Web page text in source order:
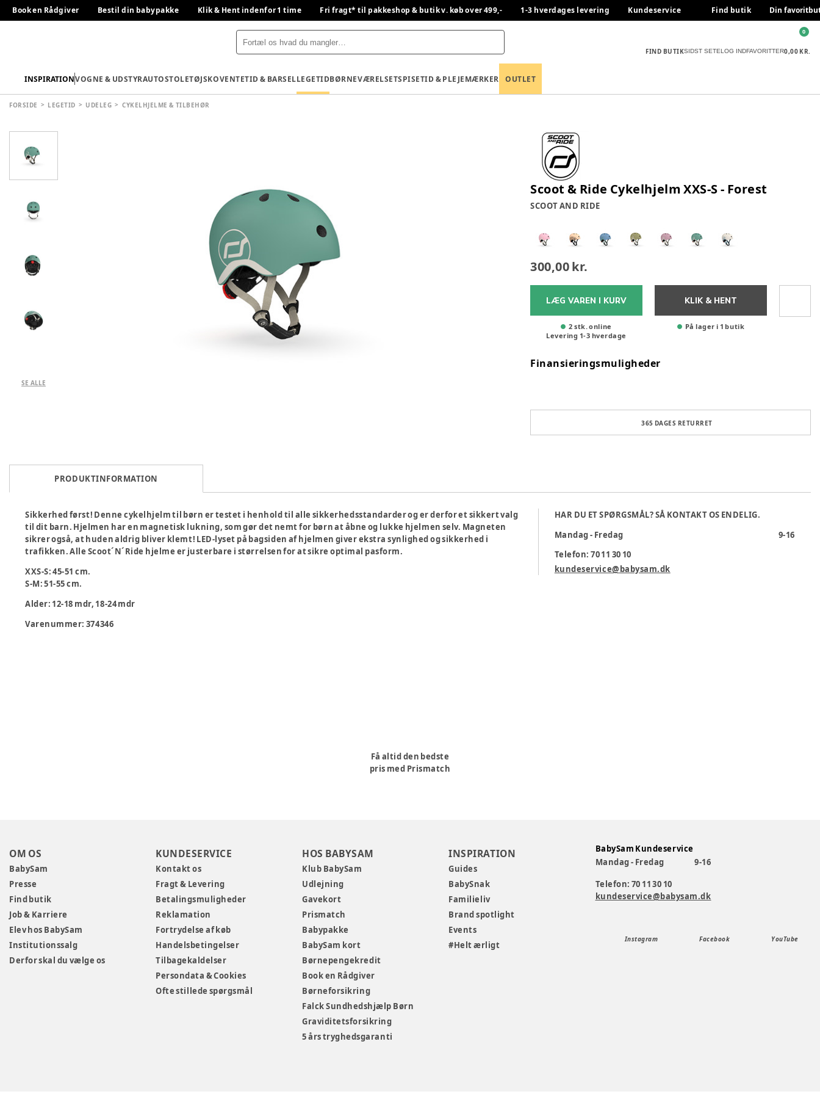
Book en Rådgiver Bestil din babypakke Klik & Hent indenfor 1 time Fri fragt* til pakkeshop & butik v. køb over 499,- 1-3 hverdages levering Kundeservice Find butik Din
FIND BUTIKSIDST SETELOG INDFAVORITTER0,00 KR.
0
INSPIRATIONVOGNE & UDSTYRAUTOSTOLETØJSKOVENTETID & BARSELLEGETIDBØRNEVÆRELSETSPISETID & PLEJEMÆRKER OUTLET
FORSIDE LEGETID UDELEG CYKELHJELME & TILBEHØR
SE ALLE
Scoot & Ride Cykelhjelm XXS-S - Forest
SCOOT AND RIDE
300,00 kr.
LÆG VAREN I KURV
2 stk. online
Levering 1-3 hverdage
KLIK & HENT
På lager i 1 butik
Finansieringsmuligheder
365 DAGES RETURRET
PRODUKTINFORMATION
Sikkerhed først! Denne cykelhjelm til børn er testet i henhold til alle sikkerhedsstandarder og er derfor et sikkert valg
til dit barn. Hjelmen har en magnetisk lukning, som gør det nemt for børn at åbne og lukke hjelmen selv. Magneten
sikrer også, at huden aldrig bliver klemt! LED-lyset på bagsiden af hjelmen giver ekstra synlighed og sikkerhed i
trafikken. Alle Scoot´N´Ride hjelme er justerbare i størrelsen for at sikre optimal pasform.
XXS-S: 45-51 cm.
S-M: 51-55 cm​.
Alder: 12-18 mdr, 18-24 mdr
Varenummer: 374346
HAR DU ET SPØRGSMÅL? SÅ KONTAKT OS ENDELIG.
Mandag - Fredag
9-16
Telefon: 70 11 30 10
kundeservice@babysam.dk
Få altid den bedste
pris med Prismatch
OM OS
BabySam
Presse
Find butik
Job & Karriere
Elev hos BabySam
Institutionssalg
Derfor skal du vælge os
KUNDESERVICE
Kontakt os
Fragt & Levering
Betalingsmuligheder
Reklamation
Fortrydelse af køb
Handelsbetingelser
Tilbagekaldelser
Persondata & Cookies
Ofte stillede spørgsmål
HOS BABYSAM
Klub BabySam
Udlejning
Gavekort
Prismatch
Babypakke
BabySam kort
Børnepengekredit
Book en Rådgiver
Børneforsikring
Falck Sundhedshjælp Børn
Graviditetsforsikring
5 års tryghedsgaranti
INSPIRATION
Guides
BabySnak
Familieliv
Brand spotlight
Events
#Helt ærligt
BabySam Kundeservice
Mandag - Fredag
9-16
Telefon: 70 11 30 10
kundeservice@babysam.dk
Instagram Facebook YouTube